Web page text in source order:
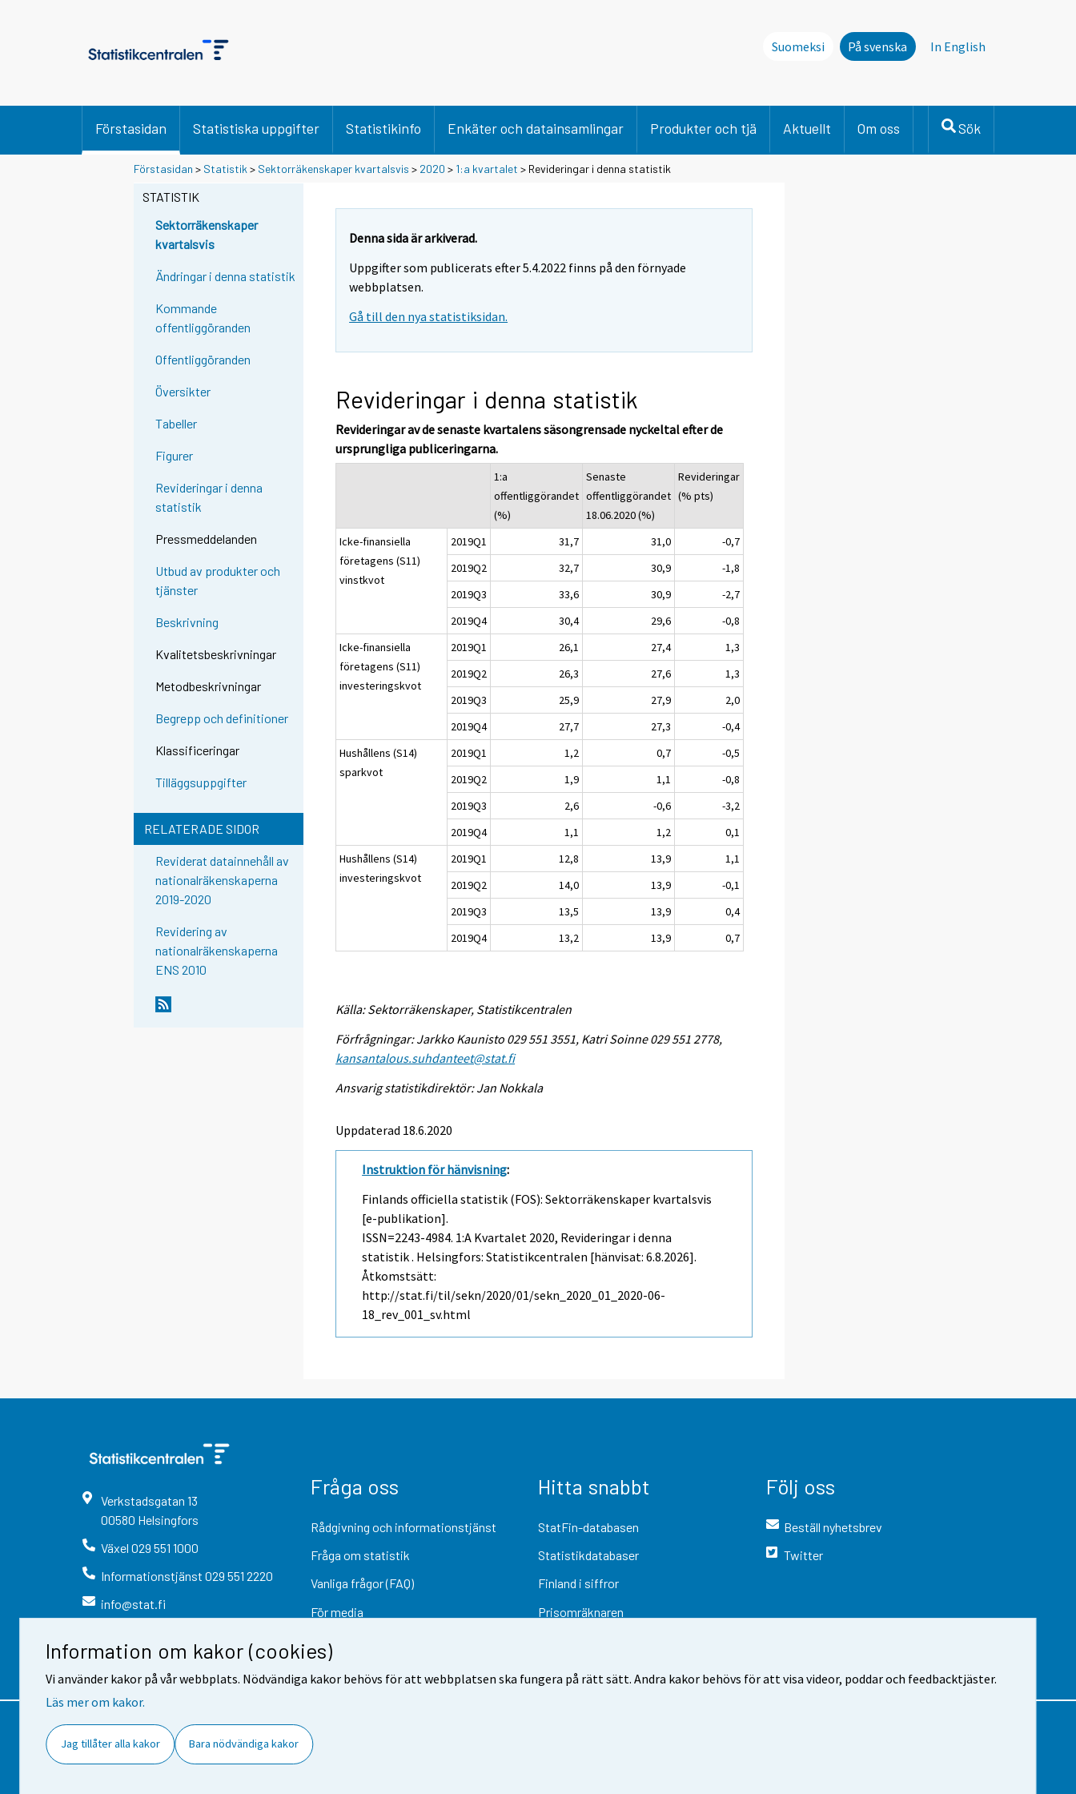
Information om kakor (cookies)
Vi använder kakor på vår webbplats. Nödvändiga kakor behövs för att webbplatsen ska fungera på rätt sätt. Andra kakor behövs för att visa videor, poddar och feedbacktjäster.
Läs mer om kakor.
Jag tillåter alla kakor Bara nödvändiga kakor
Suomeksi På svenska In English
Förstasidan Statistiska uppgifter Statistikinfo Enkäter och datainsamlingar Produkter och tjä Aktuellt Om oss Sök
Förstasidan > Statistik > Sektorräkenskaper kvartalsvis > 2020 > 1:a kvartalet > Revideringar i denna statistik
STATISTIK
Sektorräkenskaper
kvartalsvis
Ändringar i denna statistik
Kommande
offentliggöranden
Offentliggöranden
Översikter
Tabeller
Figurer
Revideringar i denna
statistik
Pressmeddelanden
Utbud av produkter och
tjänster
Beskrivning
Kvalitetsbeskrivningar
Metodbeskrivningar
Begrepp och definitioner
Klassificeringar
Tilläggsuppgifter
RELATERADE SIDOR
Reviderat datainnehåll av
nationalräkenskaperna
2019-2020
Revidering av
nationalräkenskaperna
ENS 2010
Denna sida är arkiverad.
Uppgifter som publicerats efter 5.4.2022 finns på den förnyade
webbplatsen.
Gå till den nya statistiksidan.
Revideringar i denna statistik
Revideringar av de senaste kvartalens säsongrensade nyckeltal efter de
ursprungliga publiceringarna.
1:a
offentliggörandet
(%)
Senaste
offentliggörandet
18.06.2020 (%)
Revideringar
(% pts)
Icke-finansiella
företagens (S11)
vinstkvot
2019Q1 31,7 31,0
-0,7
2019Q2
32,7 30,9
-1,8
2019Q3
33,6 30,9
-2,7
2019Q4
30,4 29,6
-0,8
Icke-finansiella
företagens (S11)
investeringskvot
2019Q1 26,1 27,4
1,3
2019Q2
26,3 27,6
1,3
2019Q3
25,9 27,9
2,0
2019Q4
27,7 27,3
-0,4
Hushållens (S14)
sparkvot
2019Q1 1,2 0,7
-0,5
2019Q2
1,9 1,1
-0,8
2019Q3
2,6 -0,6
-3,2
2019Q4
1,1 1,2
0,1
Hushållens (S14)
investeringskvot
2019Q1 12,8 13,9
1,1
2019Q2
14,0 13,9
-0,1
2019Q3
13,5 13,9
0,4
2019Q4
13,2 13,9 0,7
Källa: Sektorräkenskaper, Statistikcentralen
Förfrågningar: Jarkko Kaunisto 029 551 3551, Katri Soinne 029 551 2778,
kansantalous.suhdanteet@stat.fi
Ansvarig statistikdirektör: Jan Nokkala
Uppdaterad 18.6.2020
Instruktion för hänvisning:
Finlands officiella statistik (FOS): Sektorräkenskaper kvartalsvis
[e-publikation].
ISSN=2243-4984. 1:a Kvartalet 2020, Revideringar i denna
statistik . Helsingfors: Statistikcentralen [hänvisat: 6.8.2026].
Åtkomstsätt:
http://stat.fi/til/sekn/2020/01/sekn_2020_01_2020-06-
18_rev_001_sv.html
Verkstadsgatan 13
00580 Helsingfors
Växel 029 551 1000
Informationstjänst 029 551 2220
info@stat.fi
Fråga oss
Rådgivning och informationstjänst
Fråga om statistik
Vanliga frågor (FAQ)
För media
Hitta snabbt
StatFin-databasen
Statistikdatabaser
Finland i siffror
Prisomräknaren
Följ oss
Beställ nyhetsbrev
Twitter
Kontaktinformation Respons